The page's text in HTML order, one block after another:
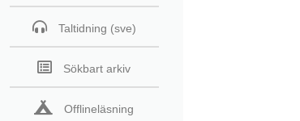
Taltidning (sve)
Sökbart arkiv
Offlineläsning